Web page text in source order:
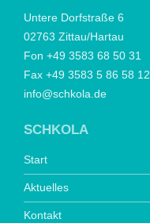
Untere Dorfstraße 6
02763 Zittau/Hartau
Fon +49 3583 68 50 31
Fax +49 3583 5 86 58 12
info@schkola.de
SCHKOLA
Start
Aktuelles
Kontakt